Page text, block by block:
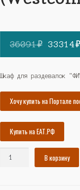
36091₽
цена
33314₽
Шкаф для раздевалок
Хочу купить на Портале
Купить на ЕАТ.РФ
В корзину